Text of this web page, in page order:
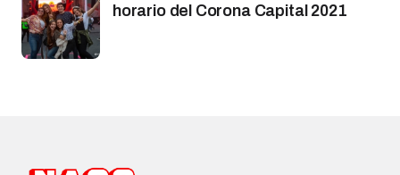
horario del Corona Capital 2021